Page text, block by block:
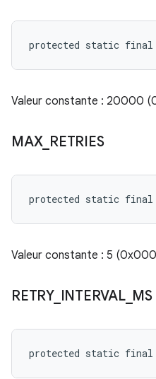
protected static final long
Valeur constante :
MAX_ RETRIES
protected static final
Valeur constante : 5
RETRY_ INTERVAL_ MS
protected static final